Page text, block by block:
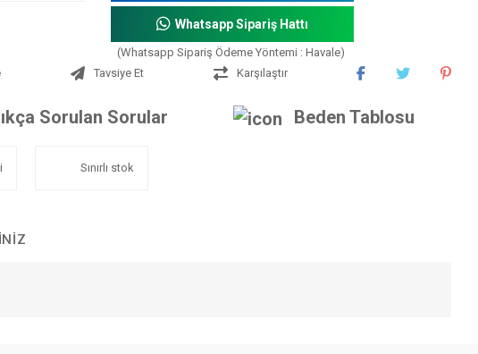
Whatsapp Sipariş Hattı
(Whatsapp Sipariş Ödeme Yöntemi : Havale)
Tavsiye Et
Karşılaştır
Sorulan Sorular Beden Tablosu
Sınırlı stok